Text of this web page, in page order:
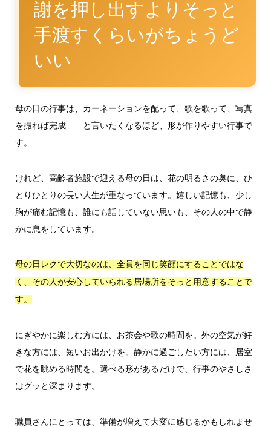
謝を押し出すよりそっと
手渡すくらいがちょうど
いい
母の日の行事は、カーネーションを配って、歌を歌って、写真
を撮れば完成……と言いたくなるほど、形が作りやすい行事で
す。
けれど、高齢者施設で迎える母の日は、花の明るさの奥に、ひ
とりひとりの長い人生が重なっています。嬉しい記憶も、少し
胸が痛む記憶も、誰にも話していない思いも、その人の中で静
かに息をしています。
母の日レクで大切なのは、全員を同じ笑顔にすることではな
く、その人が安心していられる居場所をそっと用意することで
す。
にぎやかに楽しむ方には、お茶会や歌の時間を。外の空気が好
きな方には、短いお出かけを。静かに過ごしたい方には、居室
で花を眺める時間を。選べる形があるだけで、行事のやさしさ
はグッと深まります。
職員さんにとっては、準備が増えて大変に感じるかもしれませ